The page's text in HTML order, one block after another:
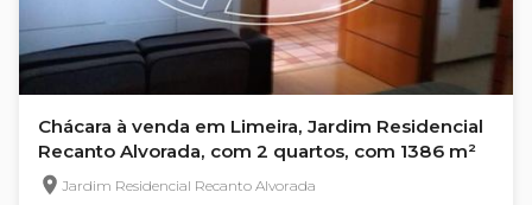
Chácara à venda em Limeira, Jardim Residencial
Recanto Alvorada, com 2 quartos, com 1386 m²
Jardim Residencial Recanto Alvorada